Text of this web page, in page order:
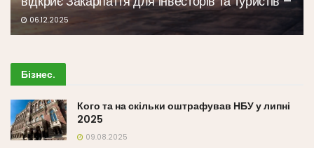
06.12.2025
Бізнес.
Кого та на скільки оштрафував НБУ у липні
2025
09.08.2025